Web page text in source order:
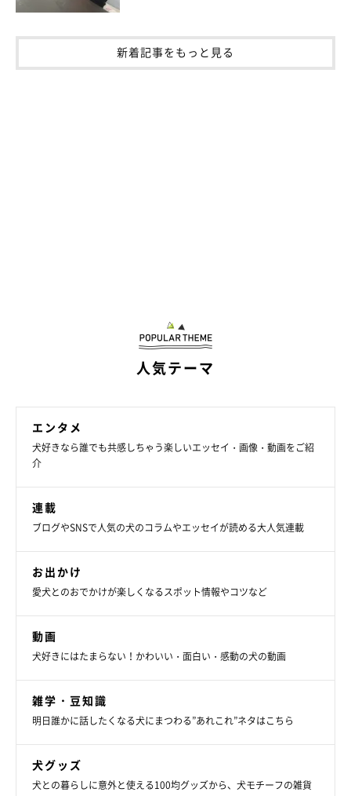
――犬同士のトラブルを避けるため、利用時にした方がいいこと
はありますか。
いつもと違う環境は愛犬の振る舞いにも変化があるようです。ド
守ってあげましょう。
飼い主にとって楽しいドッグランタイムとなるよう、ドッグランデ
ビューの前に準備しておくこと、知っておくべきマナーを紹介しま
取材・文／小崎華
※記事と写真に関連性はありませんので予めご了承ください。
新着記事をもっと見る
人気テーマ
エンタメ
犬好きなら誰でも共感しちゃう楽しいエッセイ・画像・動画をご紹
介
連載
ブログやSNSで人気の犬のコラムやエッセイが読める大人気連載
お出かけ
愛犬とのおでかけが楽しくなるスポット情報やコツなど
動画
犬好きにはたまらない！かわいい・面白い・感動の犬の動画
雑学・豆知識
明日誰かに話したくなる犬にまつわる”あれこれ”ネタはこちら
犬グッズ
犬との暮らしに意外と使える100均グッズから、犬モチーフの雑貨